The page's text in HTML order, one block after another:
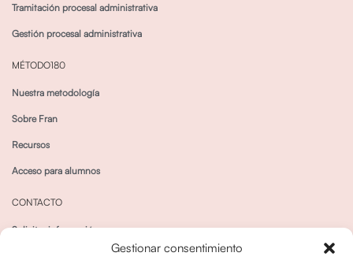
Gestionar consentimiento
Tramitación procesal administrativa
Gestión procesal administrativa
MÉTODO180
Nuestra metodología
Sobre Fran
Recursos
Acceso para alumnos
CONTACTO
Solicitar información